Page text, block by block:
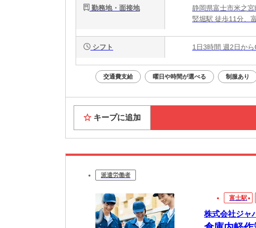
勤務地・面接地
静岡県富士市米之
竪堀駅 徒歩11分、
シフト 1日3時間 週2日から
交通費支給 曜日や時間が選べる 制服あり
キープに追加
派遣労働者
富士駅
株式会社ジャ